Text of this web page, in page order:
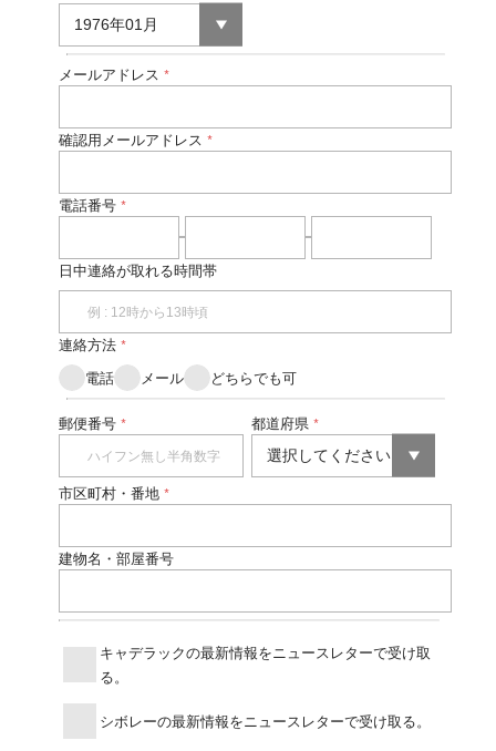
メールアドレス *
確認用メールアドレス *
電話番号 *
日中連絡が取れる時間帯
連絡方法 *
電話
メール どちらでも可
郵便番号 * 都道府県 *
市区町村・番地 *
建物名・部屋番号
キャデラックの最新情報をニュースレターで受け取
る。
シボレーの最新情報をニュースレターで受け取る。